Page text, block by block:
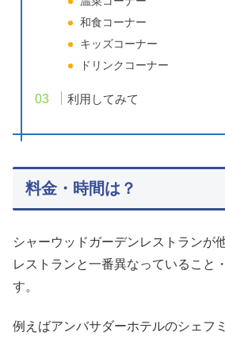
和食コーナー
キッズコーナー
ドリンクコーナー
利用してみて
料金・時間は？
シャーウッドガーデンレストランが
レストランと一番異なっていること
す。
例えばアンバサダーホテルのシェフ